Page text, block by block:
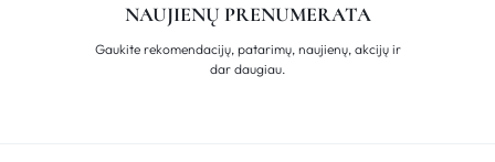
NAUJIENŲ PRENUMERATA
Gaukite rekomendacijų, patarimų, naujienų, akcijų ir
dar daugiau.